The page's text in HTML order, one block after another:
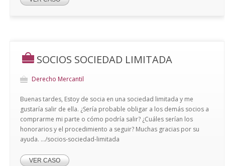
SOCIOS SOCIEDAD LIMITADA
Derecho Mercantil
Buenas tardes, Estoy de socia en una sociedad limitada y me
gustaría salir de ella. ¿Sería probable obligar a los demás socios a
comprarme mi parte o cómo podría salir? ¿Cuáles serían los
honorarios y el procedimiento a seguir? Muchas gracias por su
ayuda. .../socios-sociedad-limitada
VER CASO